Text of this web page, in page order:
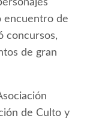
encuentro de
concursos,
de gran
de Culto y